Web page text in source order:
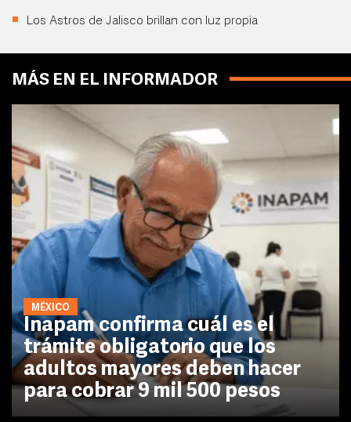
Los Astros de Jalisco brillan con luz propia
MÁS EN EL INFORMADOR
MÉXICO
Inapam confirma cuál es el
trámite obligatorio que los
adultos mayores deben hacer
para cobrar 9 mil 500 pesos